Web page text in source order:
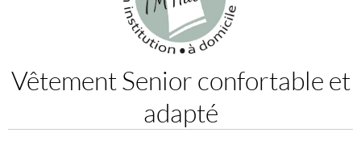
Vêtement Senior confortable et
adapté